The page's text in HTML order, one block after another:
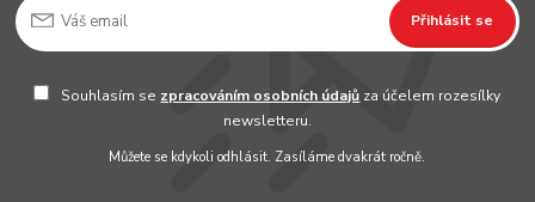
Přihlásit se
Souhlasím se zpracováním osobních údajů za účelem rozesílky
newsletteru.
Můžete se kdykoli odhlásit. Zasíláme dvakrát ročně.